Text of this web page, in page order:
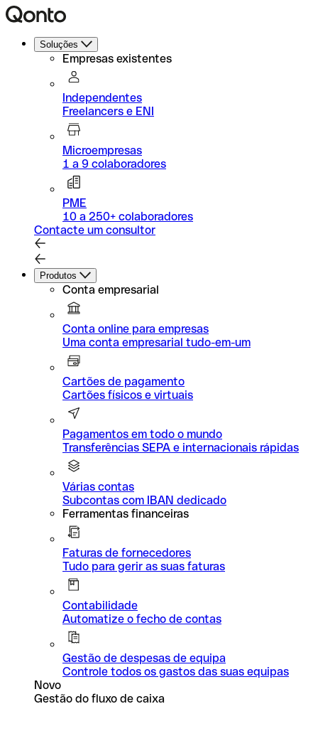
Soluções
Empresas existentes
Independentes
Freelancers e ENI
Microempresas
1 a 9 colaboradores
PME
10 a 250+ colaboradores
Contacte um consultor
Produtos
Conta empresarial
Conta online para empresas
Uma conta empresarial tudo-em-um
Cartões de pagamento
Cartões físicos e virtuais
Pagamentos em todo o mundo
Transferências SEPA e internacionais rápidas
Várias contas
Subcontas com IBAN dedicado
Ferramentas financeiras
Faturas de fornecedores
Tudo para gerir as suas faturas
Contabilidade
Automatize o fecho de contas
Gestão de despesas de equipa
Controle todos os gastos das suas equipas
Novo
Gestão do fluxo de caixa